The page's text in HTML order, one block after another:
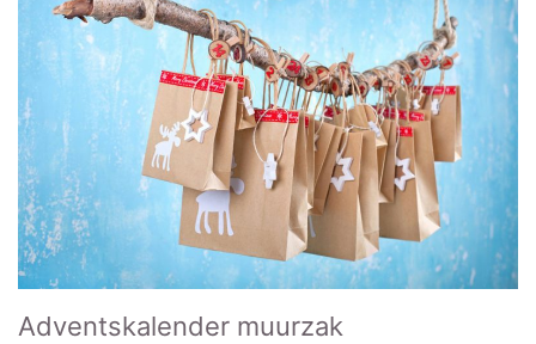
Adventskalender muurzak